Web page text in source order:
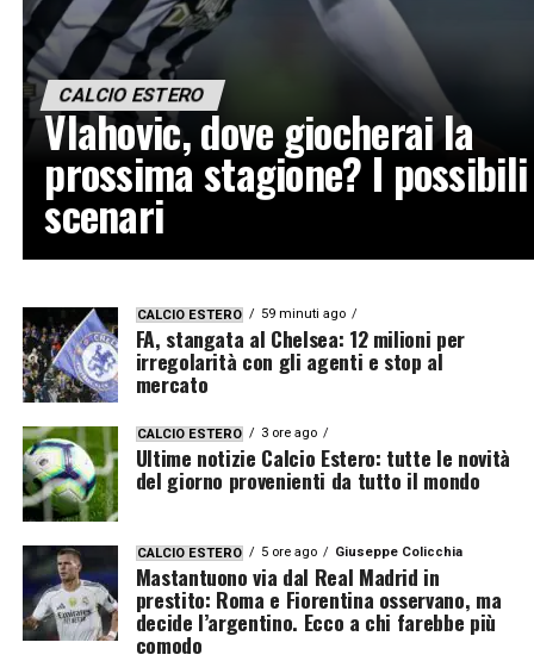
CALCIO ESTERO
Vlahovic, dove giocherai la
prossima stagione? I possibili
scenari
CALCIO ESTERO 59 minuti ago
FA, stangata al Chelsea: 12 milioni per
irregolarità con gli agenti e stop al
mercato
CALCIO ESTERO 3 ore ago
Ultime notizie Calcio Estero: tutte le novità
del giorno provenienti da tutto il mondo
CALCIO ESTERO 5 ore ago Giuseppe Colicchia
Mastantuono via dal Real Madrid in
prestito: Roma e Fiorentina osservano, ma
decide l’argentino. Ecco a chi farebbe più
comodo